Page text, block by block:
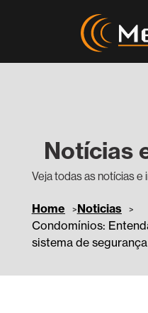
Notícias
Veja todas as notícias
Home
Noticias
Condomínios:
sistema de